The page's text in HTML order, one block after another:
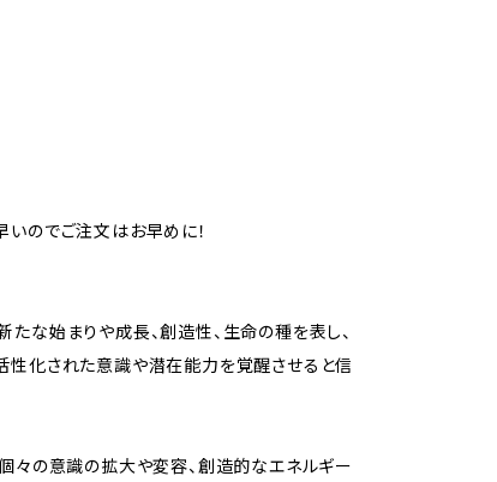
のでご注文はお早めに！
な始まりや成長、創造性、生命の種を表し、
性化された意識や潜在能力を覚醒させると信
個々の意識の拡大や変容、創造的なエネルギー